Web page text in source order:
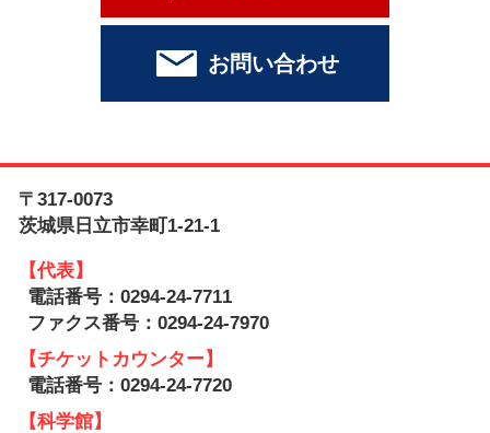
お問い合わせ
〒317-0073
茨城県日立市幸町1-21-1
【代表】
電話番号：0294-24-7711
ファクス番号：0294-24-7970
【チケットカウンター】
電話番号：0294-24-7720
【科学館】